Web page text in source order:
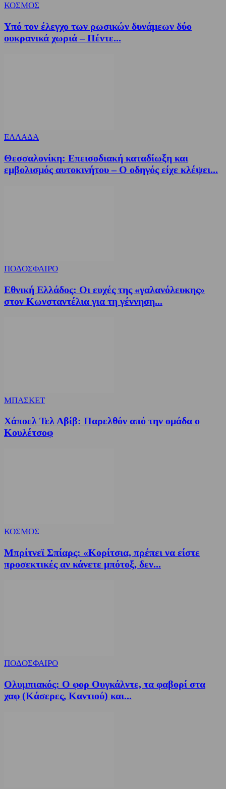
ΚΟΣΜΟΣ
Υπό τον έλεγχο των ρωσικών δυνάμεων δύο
ουκρανικά χωριά – Πέντε...
ΕΛΛΑΔΑ
Θεσσαλονίκη: Επεισοδιακή καταδίωξη και
εμβολισμός αυτοκινήτου – Ο οδηγός είχε κλέψει...
ΠΟΔΟΣΦΑΙΡΟ
Εθνική Ελλάδος: Οι ευχές της «γαλανόλευκης»
στον Κωνσταντέλια για τη γέννηση...
ΜΠΑΣΚΕΤ
Χάποελ Τελ Αβίβ: Παρελθόν από την ομάδα ο
Κουλέτσοφ
ΚΟΣΜΟΣ
Μπρίτνεϊ Σπίαρς: «Κορίτσια, πρέπει να είστε
προσεκτικές αν κάνετε μπότοξ, δεν...
ΠΟΔΟΣΦΑΙΡΟ
Ολυμπιακός: Ο φορ Ουγκάλντε, τα φαβορί στα
χαφ (Κάσερες, Καντιού) και...